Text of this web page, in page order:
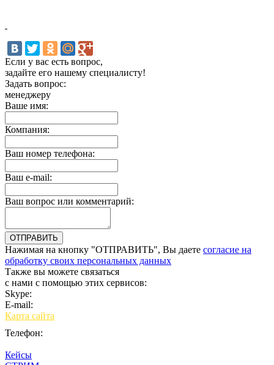
Если у вас есть вопрос,
задайте его нашему специалисту!
Задать вопрос:
менеджеру
Ваше имя:
Компания:
Ваш номер телефона:
Ваш e-mail:
Ваш вопрос или комментарий:
Нажимая на кнопку "ОТПРАВИТЬ", Вы даете согласие на
обработку своих персональных данных
Также вы можете связаться
с нами с помощью этих сервисов:
Skype:
E-mail:
Карта сайта
Телефон:
Кейсы